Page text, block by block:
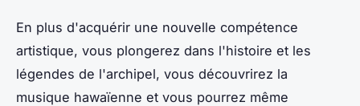
En plus d'acquérir une nouvelle compétence
artistique, vous plongerez dans l'histoire et les
légendes de l'archipel, vous découvrirez la
musique hawaïenne et vous pourrez même